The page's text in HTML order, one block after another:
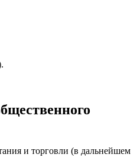
и торговли (в дальнейшем